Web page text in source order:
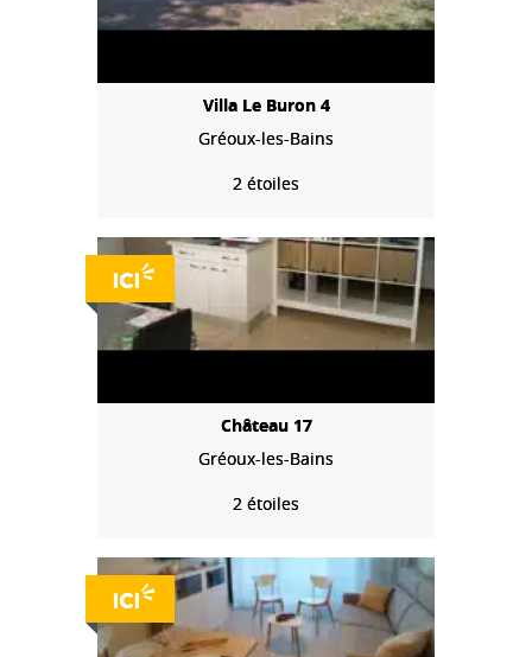
Villa Le Buron 4
Gréoux-les-Bains
2 étoiles
Château 17
Gréoux-les-Bains
2 étoiles